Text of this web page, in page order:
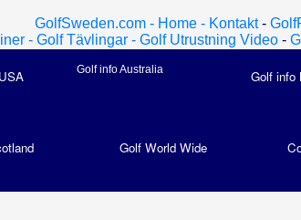
GolfSweden.com - Home - Kontakt -
- Golf Tävlingar - Golf Utrustning Video -
Golf info Australia Golf info
Golf World Wide